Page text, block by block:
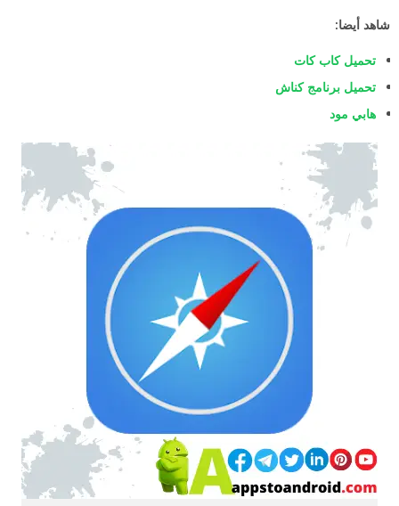
شاهد أيضا:
تحميل كاب كات
تحميل برنامج كناش
هابي مود